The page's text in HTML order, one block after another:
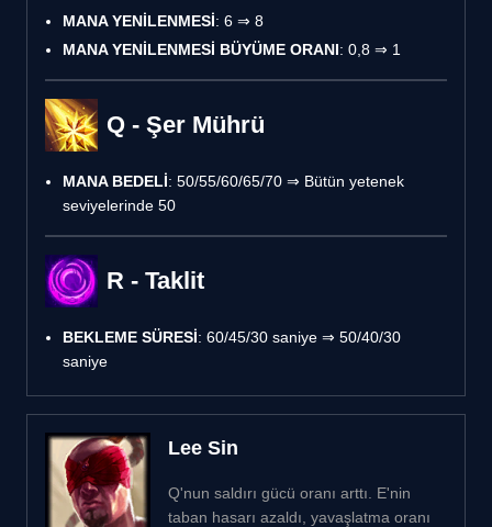
MANA YENİLENMESİ: 6 ⇒ 8
MANA YENİLENMESİ BÜYÜME ORANI: 0,8 ⇒ 1
Q - Şer Mührü
MANA BEDELİ: 50/55/60/65/70 ⇒ Bütün yetenek
seviyelerinde 50
R - Taklit
BEKLEME SÜRESİ: 60/45/30 saniye ⇒ 50/40/30
saniye
Lee Sin
Q'nun saldırı gücü oranı arttı. E'nin
taban hasarı azaldı, yavaşlatma oranı